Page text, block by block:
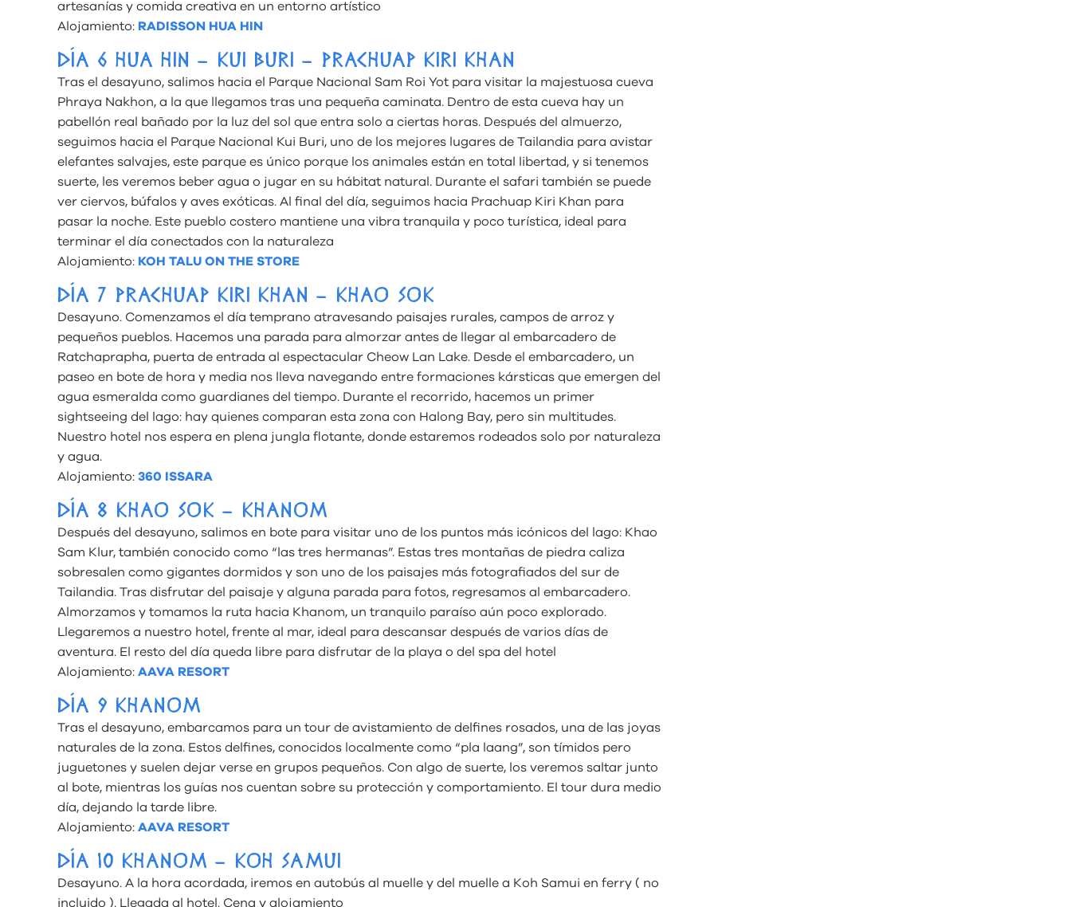
artesanías y comida creativa en un entorno artístico
Alojamiento: RADISSON HUA HIN
DÍA 6 HUA HIN – KUI BURI – PRACHUAP KIRI KHAN
Tras el desayuno, salimos hacia el Parque Nacional Sam Roi Yot para visitar la majestuosa cueva
Phraya Nakhon, a la que llegamos tras una pequeña caminata. Dentro de esta cueva hay un
pabellón real bañado por la luz del sol que entra solo a ciertas horas. Después del almuerzo,
seguimos hacia el Parque Nacional Kui Buri, uno de los mejores lugares de Tailandia para avistar
elefantes salvajes, este parque es único porque los animales están en total libertad, y si tenemos
suerte, les veremos beber agua o jugar en su hábitat natural. Durante el safari también se puede
ver ciervos, búfalos y aves exóticas. Al final del día, seguimos hacia Prachuap Kiri Khan para
pasar la noche. Este pueblo costero mantiene una vibra tranquila y poco turística, ideal para
terminar el día conectados con la naturaleza
Alojamiento: KOH TALU ON THE STORE
DÍA 7 PRACHUAP KIRI KHAN – KHAO SOK
Desayuno. Comenzamos el día temprano atravesando paisajes rurales, campos de arroz y
pequeños pueblos. Hacemos una parada para almorzar antes de llegar al embarcadero de
Ratchaprapha, puerta de entrada al espectacular Cheow Lan Lake. Desde el embarcadero, un
paseo en bote de hora y media nos lleva navegando entre formaciones kársticas que emergen del
agua esmeralda como guardianes del tiempo. Durante el recorrido, hacemos un primer
sightseeing del lago: hay quienes comparan esta zona con Halong Bay, pero sin multitudes.
Nuestro hotel nos espera en plena jungla flotante, donde estaremos rodeados solo por naturaleza
y agua.
Alojamiento: 360 ISSARA
DÍA 8 KHAO SOK – KHANOM
Después del desayuno, salimos en bote para visitar uno de los puntos más icónicos del lago: Khao
Sam Klur, también conocido como “las tres hermanas”. Estas tres montañas de piedra caliza
sobresalen como gigantes dormidos y son uno de los paisajes más fotografiados del sur de
Tailandia. Tras disfrutar del paisaje y alguna parada para fotos, regresamos al embarcadero.
Almorzamos y tomamos la ruta hacia Khanom, un tranquilo paraíso aún poco explorado.
Llegaremos a nuestro hotel, frente al mar, ideal para descansar después de varios días de
aventura. El resto del día queda libre para disfrutar de la playa o del spa del hotel
Alojamiento: AAVA RESORT
DÍA 9 KHANOM
Tras el desayuno, embarcamos para un tour de avistamiento de delfines rosados, una de las joyas
naturales de la zona. Estos delfines, conocidos localmente como “pla laang”, son tímidos pero
juguetones y suelen dejar verse en grupos pequeños. Con algo de suerte, los veremos saltar junto
al bote, mientras los guías nos cuentan sobre su protección y comportamiento. El tour dura medio
día, dejando la tarde libre.
Alojamiento: AAVA RESORT
DÍA 10 KHANOM – KOH SAMUI
Desayuno. A la hora acordada, iremos en autobús al muelle y del muelle a Koh Samui en ferry ( no
incluido ). Llegada al hotel. Cena y alojamiento